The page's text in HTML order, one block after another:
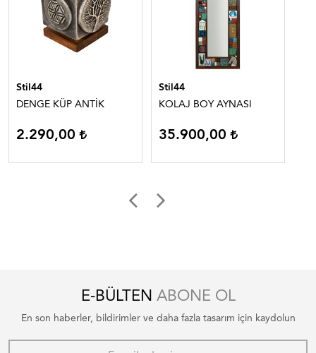
Stil44
DENGE KÜP ANTİK
2.290,00
Stil44
KOLAJ BOY AYNASI
35.900,00
E-BÜLTEN ABONE OL
En son haberler, bildirimler ve daha fazla tasarım için kaydolun